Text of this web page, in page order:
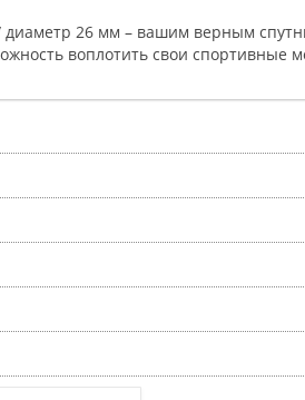
войдите в
26 мм – вашим верным
воплотить свои спортивные